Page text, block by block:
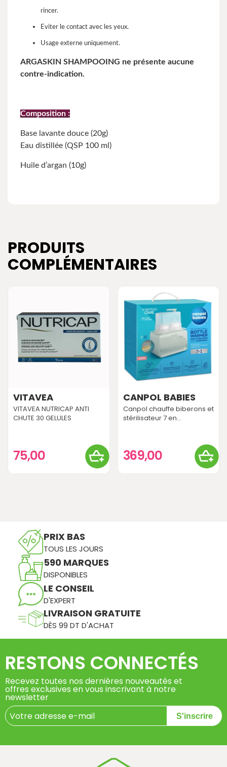
rincer.
Eviter le contact avec les yeux.
Usage externe uniquement.
ARGASKIN SHAMPOOING ne présente aucune
contre-indication.
Composition :
Base lavante douce (20g)
Eau distillée (QSP 100 ml)
Huile d’argan (10g)
PRODUITS
COMPLÉMENTAIRES
VITAVEA
VITAVEA NUTRICAP ANTI
CHUTE 30 GELULES
75,00
CANPOL BABIES
Canpol chauffe biberons et
stérilisateur 7 en...
369,00
PRIX BAS
TOUS LES JOURS
590 MARQUES
DISPONIBLES
LE CONSEIL
D'EXPERT
LIVRAISON GRATUITE
DÈS 99 DT D'ACHAT
RESTONS CONNECTÉS
Recevez toutes nos dernières nouveautés et
offres exclusives en vous inscrivant à notre
newsletter
S'inscrire